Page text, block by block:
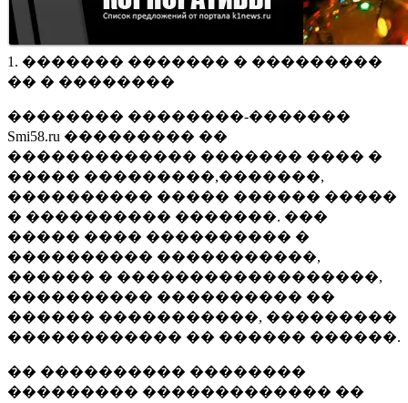
1. ������� ������� � ���������
�� � ��������
�������� ��������-�������
Smi58.ru ��������� ��
������������� ������� ���� �
����� ���������,�������,
���������� ����� ������ �����
� ���������� �������. ���
����� ���� ���������� �
���������� �����������,
������ � ������������������,
���������� ���������� ��
������ �����������, ���������
������������ �� ������ ������.
�� ���������� ��������
��������� ������������� ��